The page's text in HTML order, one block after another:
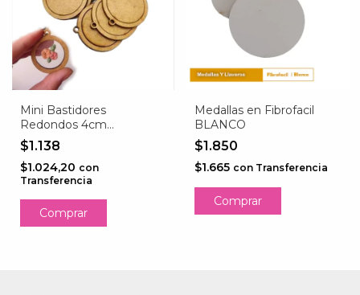
Mini Bastidores
Redondos 4cm
FIBROFACIL
$1.138
$1.024,20 con
Transferencia
Comprar
Medallas en Fibrofacil
BLANCO
$1.850
$1.665 con Transferencia
Comprar